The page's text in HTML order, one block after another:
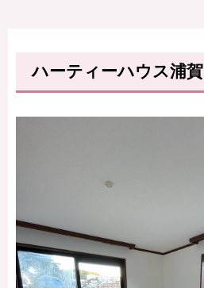
ハーティーハウス浦賀